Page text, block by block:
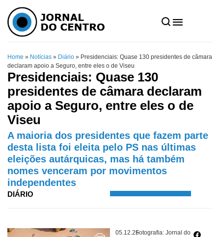
Home » Notícias » Diário » Presidenciais: Quase 130 presidentes de câmara
declaram apoio a Seguro, entre eles o de Viseu
Presidenciais: Quase 130
presidentes de câmara declaram
apoio a Seguro, entre eles o de
Viseu
A maioria dos presidentes que fazem parte
desta lista foi eleita pelo PS nas últimas
eleições autárquicas, mas há também
nomes venceram por movimentos
independentes
DIÁRIO
05.12.25Fotografia: Jornal do